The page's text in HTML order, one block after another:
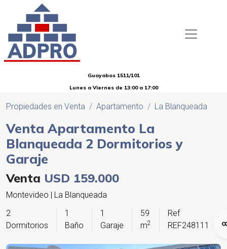
Guayabos 1511/101
Lunes a Viernes de 13:00 a 17:00
Propiedades en Venta Apartamento La Blanqueada
Venta Apartamento La
Blanqueada 2 Dormitorios y
Garaje
Venta USD 159.000
Montevideo | La Blanqueada
2
Dormitorios
1
Baño
1
Garaje
59
m2
Ref
REF248111